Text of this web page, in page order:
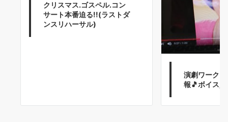
クリスマス.ゴスペル.コン
サート本番迫る!!(ラストダ
ンスリハーサル)
演劇ワーク
報🎵ボイス